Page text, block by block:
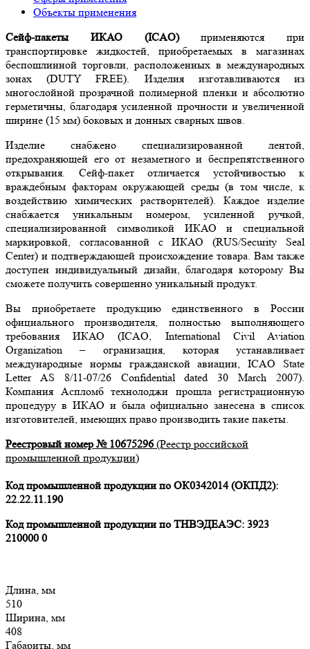
Объекты применения
Сейф-пакеты ИКАО (ICAO)применяются при
транспортировке жидкостей, приобретаемых в магазинах
беспошлинной торговли, расположенных в международных
зонах (DUTY FREE). Изделия изготавливаются из
многослойной прозрачной полимерной пленки и абсолютно
герметичны, благодаря усиленной прочности и увеличенной
ширине (15 мм) боковых и донных сварных швов.
Изделие снабжено специализированной лентой,
предохраняющей его от незаметного и беспрепятственного
открывания. Сейф-пакет отличается устойчивостью к
враждебным факторам окружающей среды (в том числе, к
воздействию химических растворителей). Каждое изделие
снабжается уникальным номером, усиленной ручкой,
специализированной символикой ИКАО и специальной
маркировкой, согласованной с ИКАО (RUS/Security Seal
Center) и подтверждающей происхождение товара. Вам также
доступен индивидуальный дизайн, благодаря которому Вы
сможете получить совершенно уникальный продукт.
Вы приобретаете продукцию единственного в России
официального производителя, полностью выполняющего
требования ИКАО (ICAO, International Civil Aviation
Organization – огранизация, которая устанавливает
международные нормы гражданской авиации, ICAO State
Letter AS 8/11-07/26 Confidential dated 30 March 2007).
Компания Аспломб технолоджи прошла регистрационную
процедуру в ИКАО и была официально занесена в список
изготовителей, имеющих право производить такие пакеты.
Реестровый номер № 10675296 (Реестр российской
промышленной продукции)
Код промышленной продукции по ОК0342014 (ОКПД2):
22.22.11.190
Код промышленной продукции по ТНВЭДЕАЭС: 3923
210000 0
Длина, мм
510
Ширина, мм
408
Габариты, мм